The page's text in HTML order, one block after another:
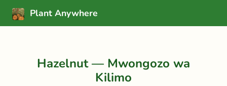
Plant Anywhere
Hazelnut — Mwongozo wa
Kilimo